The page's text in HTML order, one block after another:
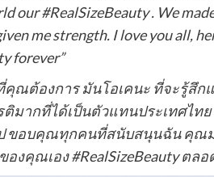
our #RealSizeBeauty . We
me strength. I love you all,
forever”
คุณต้องการ มันโอเคนะ ที่จะรู้สึ
มากที่ได้เป็นตัวแทนประเทศไทย
ขอบคุณทุกคนที่สนับสนุนฉัน คุ
คุณเอง #RealSizeBeauty ตลอ